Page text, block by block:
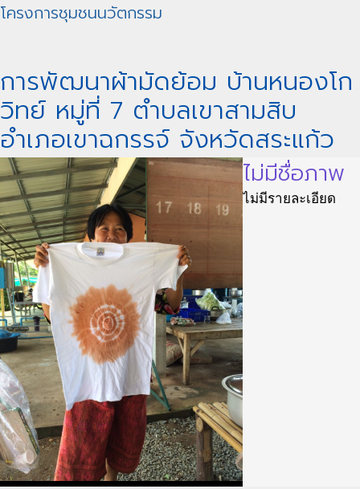
โครงการชุมชนนวัตกรรม
การพัฒนาผ้ามัดย้อม บ้านหนองโก
วิทย์ หมู่ที่ 7 ตำบลเขาสามสิบ
อำเภอเขาฉกรรจ์ จังหวัดสระแก้ว
ไม่มีชื่อภาพ
ไม่มีรายละเอียด